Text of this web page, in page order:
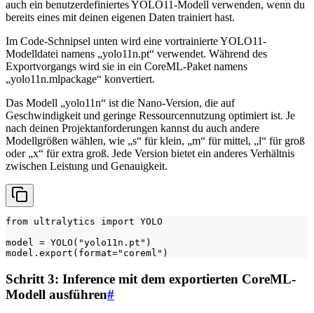
auch ein benutzerdefiniertes YOLO11-Modell verwenden, wenn du
bereits eines mit deinen eigenen Daten trainiert hast.
Im Code-Schnipsel unten wird eine vortrainierte YOLO11-
Modelldatei namens „yolo11n.pt“ verwendet. Während des
Exportvorgangs wird sie in ein CoreML-Paket namens
„yolo11n.mlpackage“ konvertiert.
Das Modell „yolo11n“ ist die Nano-Version, die auf
Geschwindigkeit und geringe Ressourcennutzung optimiert ist. Je
nach deinen Projektanforderungen kannst du auch andere
Modellgrößen wählen, wie „s“ für klein, „m“ für mittel, „l“ für groß
oder „x“ für extra groß. Jede Version bietet ein anderes Verhältnis
zwischen Leistung und Genauigkeit.
from ultralytics import YOLO
model = YOLO("yolo11n.pt")
model.export(format="coreml")
Schritt 3: Inference mit dem exportierten CoreML-
Modell ausführen#